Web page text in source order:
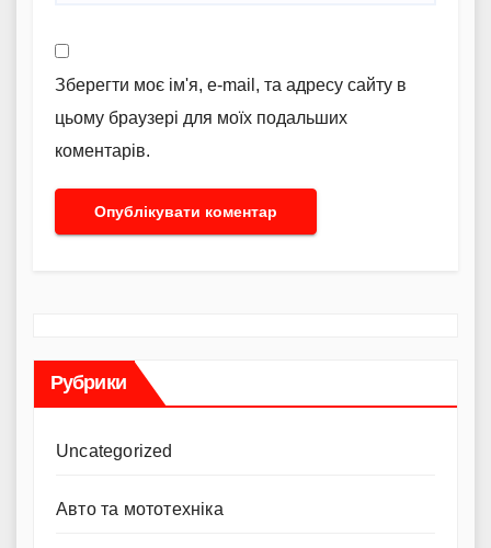
Зберегти моє ім'я, e-mail, та адресу сайту в
цьому браузері для моїх подальших
коментарів.
Рубрики
Uncategorized
Авто та мототехніка